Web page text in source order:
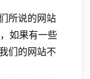
所说的网站
如果有一些
们的网站不